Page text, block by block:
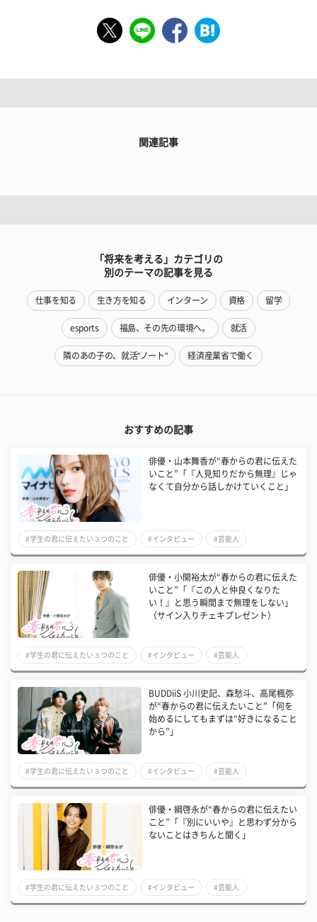
関連記事
「将来を考える」カテゴリの
別のテーマの記事を見る
仕事を知る 生き方を知る インターン 資格 留学
esports 福島、その先の環境へ。 就活
隣のあの子の、就活"ノート" 経済産業省で働く
おすすめの記事
俳優・山本舞香が“春からの君に伝えた
いこと”「『人見知りだから無理』じゃ
なくて自分から話しかけていくこと」
#学生の君に伝えたい３つのこと #インタビュー #芸能人
俳優・小関裕太が“春からの君に伝えた
いこと”「『この人と仲良くなりた
い！』と思う瞬間まで無理をしない」
（サイン入りチェキプレゼント）
#学生の君に伝えたい３つのこと #インタビュー #芸能人
BUDDiiS 小川史記、森愁斗、高尾楓弥
が“春からの君に伝えたいこと”「何を
始めるにしてもまずは“好きになること
から”」
#学生の君に伝えたい３つのこと #インタビュー #芸能人
俳優・綱啓永が“春からの君に伝えたい
こと”「『別にいいや』と思わず分から
ないことはきちんと聞く」
#学生の君に伝えたい３つのこと #インタビュー #芸能人